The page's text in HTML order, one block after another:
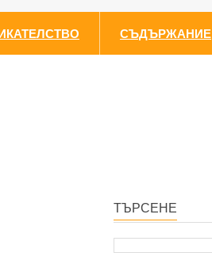
СЪДЪРЖАНИЕ
ТЪРСЕНЕ